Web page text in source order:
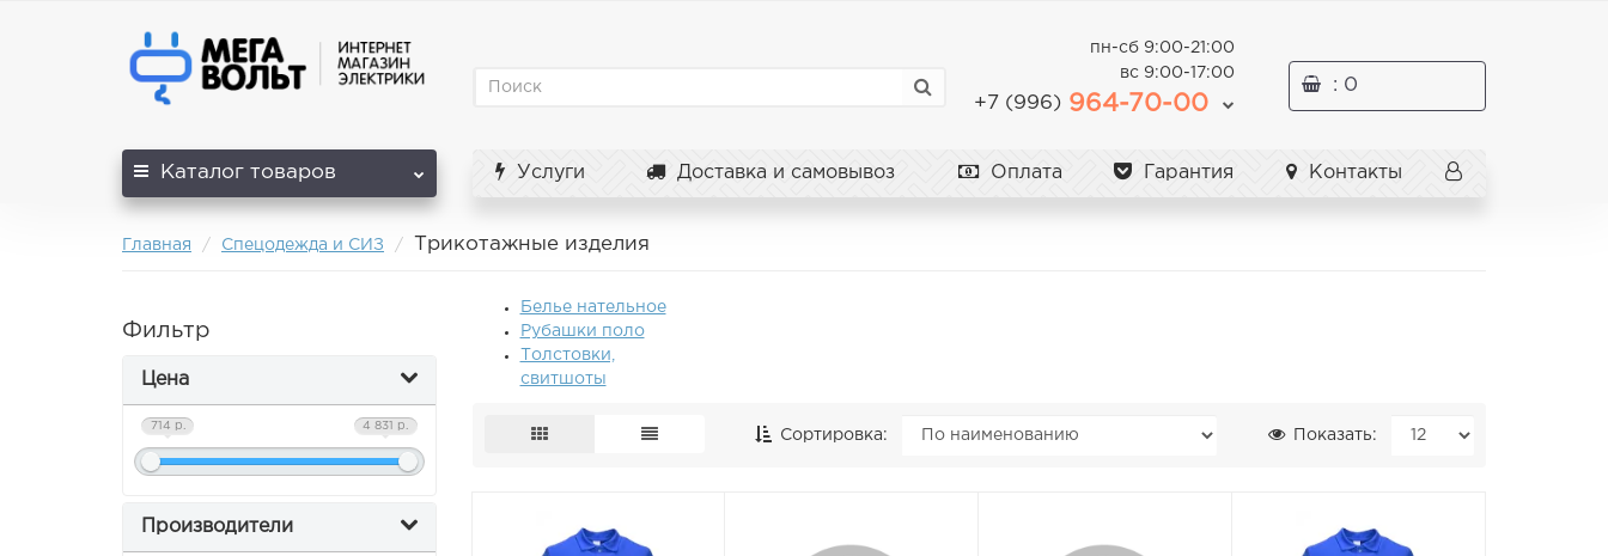
пн-сб 9:00-21:00
вс 9:00-17:00
+7 (996) 964-70-00
: 0
Каталог товаров Услуги Доставка и самовывоз Оплата Гарантия Контакты
Главная Спецодежда и СИЗ Трикотажные изделия
Фильтр
Цена
714 р. 4 831 р.
Производители
Белье нательное
Рубашки поло
Толстовки,
свитшоты
Сортировка: Показать: